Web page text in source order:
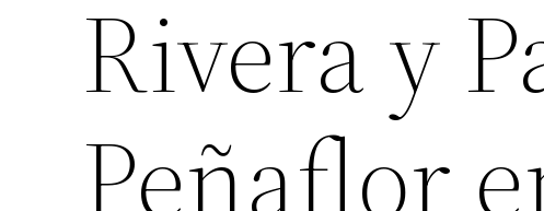
Rivera y
Peñaflor